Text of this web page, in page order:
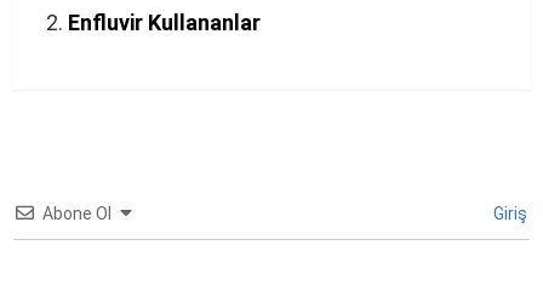
Enfluvir Kullananlar
Abone Ol Giriş